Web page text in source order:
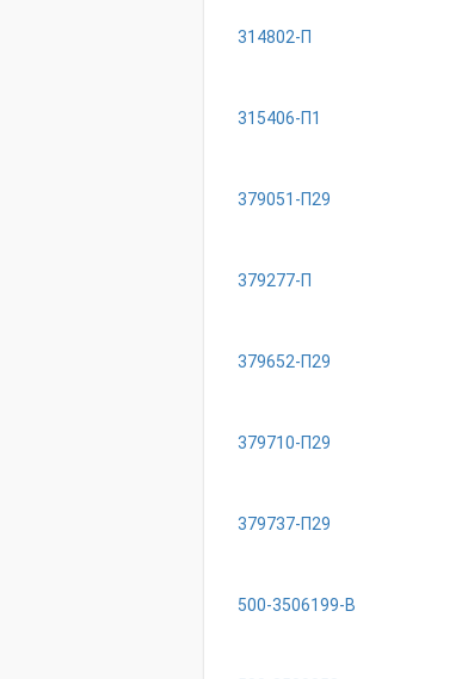
314802-П
315406-П1
379051-П29
379277-П
379652-П29
379710-П29
379737-П29
500-3506199-В